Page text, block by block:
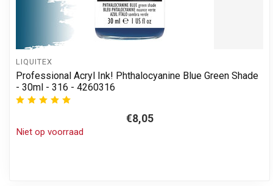
LIQUITEX
Professional Acryl Ink! Phthalocyanine Blue Green Shade
- 30ml - 316 - 4260316
€8,05
Niet op voorraad